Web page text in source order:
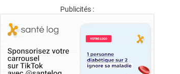
Publicités :